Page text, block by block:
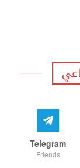
Telegram
Friends